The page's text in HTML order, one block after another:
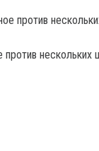
нескольких